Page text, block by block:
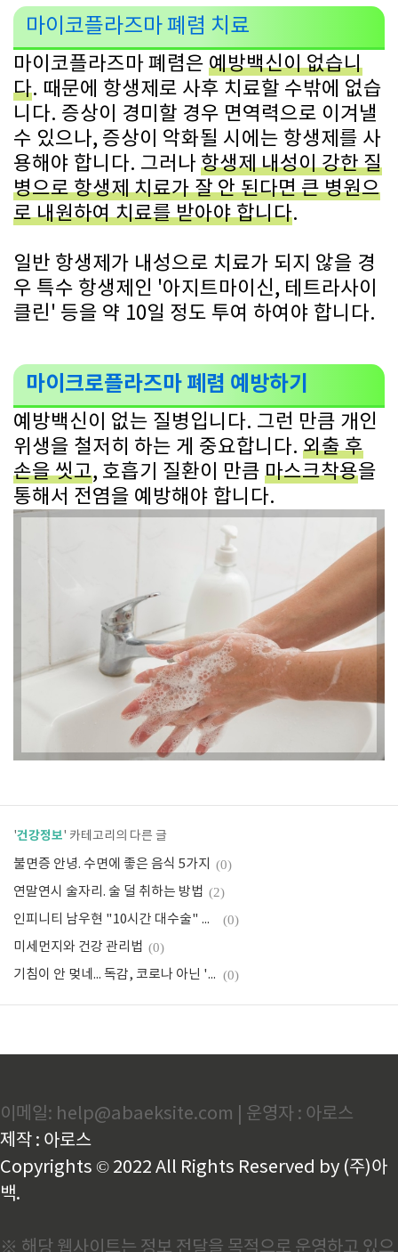
마이코플라즈마 폐렴 치료
마이코플라즈마 폐렴은 예방백신이 없습니
다. 때문에 항생제로 사후 치료할 수밖에 없습
니다. 증상이 경미할 경우 면역력으로 이겨낼
수 있으나, 증상이 악화될 시에는 항생제를 사
용해야 합니다. 그러나 항생제 내성이 강한 질
병으로 항생제 치료가 잘 안 된다면 큰 병원으
로 내원하여 치료를 받아야 합니다.
일반 항생제가 내성으로 치료가 되지 않을 경
우 특수 항생제인 '아지트마이신, 테트라사이
클린' 등을 약 10일 정도 투여 하여야 합니다.
마이크로플라즈마 폐렴 예방하기
예방백신이 없는 질병입니다. 그런 만큼 개인
위생을 철저히 하는 게 중요합니다. 외출 후
손을 씻고, 호흡기 질환이 만큼 마스크착용을
통해서 전염을 예방해야 합니다.
'건강정보' 카테고리의 다른 글
불면증 안녕. 수면에 좋은 음식 5가지 (0)
연말연시 술자리. 술 덜 취하는 방법 (2)
인피니티 남우현 "10시간 대수술" 어떤 암이길래? (0)
미세먼지와 건강 관리법 (0)
기침이 안 멎네... 독감, 코로나 아닌 '이것' 의심을 (0)
이메일: help@abaeksite.com | 운영자 : 아로스
제작 : 아로스
Copyrights © 2022 All Rights Reserved by (주)아
백.